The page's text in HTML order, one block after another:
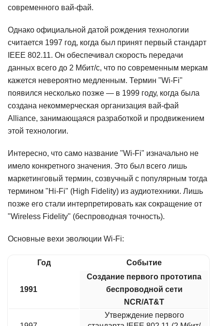
современного вай-фай.
Однако официальной датой рождения технологии
считается 1997 год, когда был принят первый стандарт
IEEE 802.11. Он обеспечивал скорость передачи
данных всего до 2 Мбит/с, что по современным меркам
кажется невероятно медленным. Термин "Wi-Fi"
появился несколько позже — в 1999 году, когда была
создана некоммерческая организация вай-фай
Alliance, занимающаяся разработкой и продвижением
этой технологии.
Интересно, что само название "Wi-Fi" изначально не
имело конкретного значения. Это был всего лишь
маркетинговый термин, созвучный с популярным тогда
термином "Hi-Fi" (High Fidelity) из аудиотехники. Лишь
позже его стали интерпретировать как сокращение от
"Wireless Fidelity" (беспроводная точность).
Основные вехи эволюции Wi-Fi:
Год Событие
1991
Создание первого прототипа
беспроводной сети
NCR/AT&T
Утверждение первого